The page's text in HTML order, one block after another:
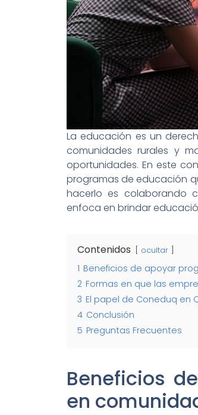
La educación es un
comunidades rurales y
oportunidades. En este
programas de educación
hacerlo es colaborando
enfoca en brindar
Contenidos ocultar
1 Beneficios de apoyar
2 Formas en que las
3 El papel de Coneduq en
4 Conclusión
5 Preguntas Frecuentes
Beneficios
en